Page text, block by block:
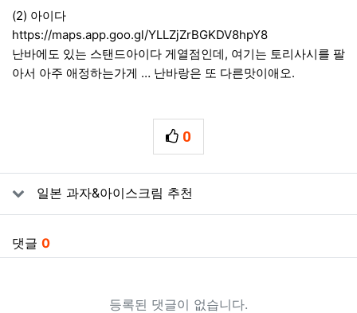
(2) 아이다
https://maps.app.goo.gl/YLLZjZrBGKDV8hpY8
난바에도 있는 스탠드아이다 게열점인데, 여기는 토리사시를 팔
아서 아주 애정하는가게 … 난바랑은 또 다른맛이애오.
0
추천
관련자료
일본 과자&아이스크림 추천
댓글 0
등록된 댓글이 없습니다.